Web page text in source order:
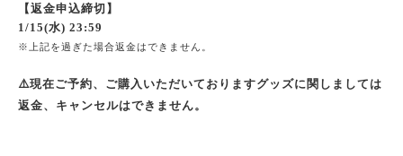
【返金申込締切】
1/15(水) 23:59
※上記を過ぎた場合返金はできません。
⚠️現在ご予約、ご購入いただいておりますグッズに関しましては
返金、キャンセルはできません。